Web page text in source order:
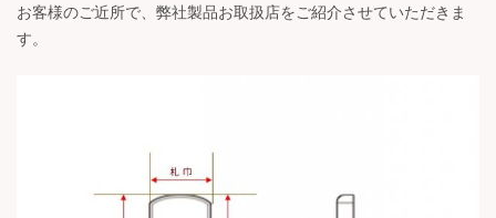
お客様のご近所で、弊社製品お取扱店をご紹介させていただきま
す。